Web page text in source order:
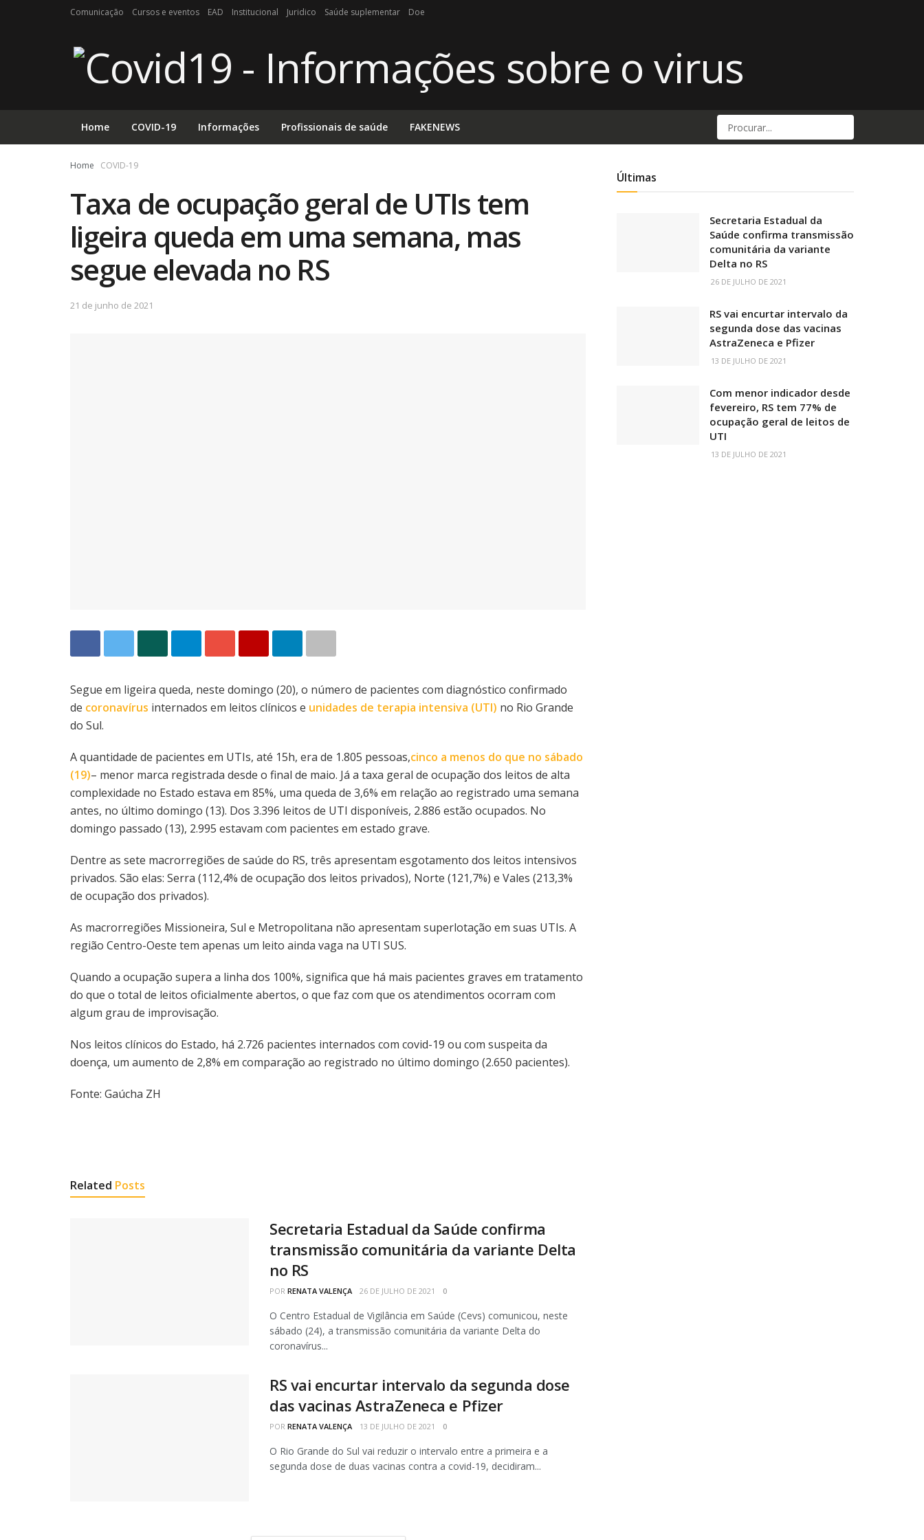
Comunicação Cursos e eventos EAD Institucional Juridico Saúde suplementar Doe
Home COVID-19 Informações Profissionais de saúde FAKENEWS
Home COVID-19
Taxa de ocupação geral de UTIs tem
ligeira queda em uma semana, mas
segue elevada no RS
21 de junho de 2021
Segue em ligeira queda, neste domingo (20), o número de pacientes com diagnóstico confirmado
de coronavírus internados em leitos clínicos e unidades de terapia intensiva (UTI) no Rio Grande
do Sul.
A quantidade de pacientes em UTIs, até 15h, era de 1.805 pessoas,cinco a menos do que no sábado
(19)– menor marca registrada desde o final de maio. Já a taxa geral de ocupação dos leitos de alta
complexidade no Estado estava em 85%, uma queda de 3,6% em relação ao registrado uma semana
antes, no último domingo (13). Dos 3.396 leitos de UTI disponíveis, 2.886 estão ocupados. No
domingo passado (13), 2.995 estavam com pacientes em estado grave.
Dentre as sete macrorregiões de saúde do RS, três apresentam esgotamento dos leitos intensivos
privados. São elas: Serra (112,4% de ocupação dos leitos privados), Norte (121,7%) e Vales (213,3%
de ocupação dos privados).
As macrorregiões Missioneira, Sul e Metropolitana não apresentam superlotação em suas UTIs. A
região Centro-Oeste tem apenas um leito ainda vaga na UTI SUS.
Quando a ocupação supera a linha dos 100%, significa que há mais pacientes graves em tratamento
do que o total de leitos oficialmente abertos, o que faz com que os atendimentos ocorram com
algum grau de improvisação.
Nos leitos clínicos do Estado, há 2.726 pacientes internados com covid-19 ou com suspeita da
doença, um aumento de 2,8% em comparação ao registrado no último domingo (2.650 pacientes).
Fonte: Gaúcha ZH
Related Posts
Secretaria Estadual da Saúde confirma
transmissão comunitária da variante Delta
no RS
POR RENATA VALENÇA 26 DE JULHO DE 2021 0
O Centro Estadual de Vigilância em Saúde (Cevs) comunicou, neste
sábado (24), a transmissão comunitária da variante Delta do
coronavírus...
RS vai encurtar intervalo da segunda dose
das vacinas AstraZeneca e Pfizer
POR RENATA VALENÇA 13 DE JULHO DE 2021 0
O Rio Grande do Sul vai reduzir o intervalo entre a primeira e a
segunda dose de duas vacinas contra a covid-19, decidiram...
Últimas
Secretaria Estadual da
Saúde confirma transmissão
comunitária da variante
Delta no RS
26 DE JULHO DE 2021
RS vai encurtar intervalo da
segunda dose das vacinas
AstraZeneca e Pfizer
13 DE JULHO DE 2021
Com menor indicador desde
fevereiro, RS tem 77% de
ocupação geral de leitos de
UTI
13 DE JULHO DE 2021